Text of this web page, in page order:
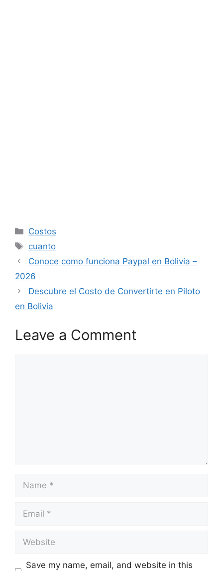
Categories
Costos
Tags
cuanto
Conoce como funciona Paypal en Bolivia –
2026
Descubre el Costo de Convertirte en Piloto
en Bolivia
Leave a Comment
Save my name, email, and website in this